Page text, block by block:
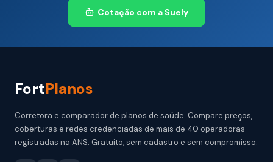
Cotação com a Suely
FortPlanos
Corretora e comparador de planos de saúde. Compare preços,
coberturas e redes credenciadas de mais de 40 operadoras
registradas na ANS. Gratuito, sem cadastro e sem compromisso.